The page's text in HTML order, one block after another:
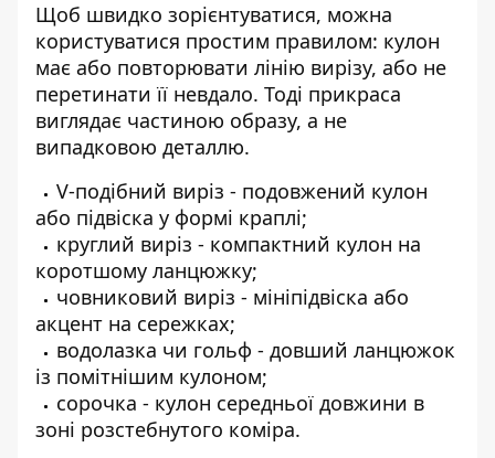
Щоб швидко зорієнтуватися, можна
користуватися простим правилом: кулон
має або повторювати лінію вирізу, або не
перетинати її невдало. Тоді прикраса
виглядає частиною образу, а не
випадковою деталлю.
V-подібний виріз - подовжений кулон
або підвіска у формі краплі;
круглий виріз - компактний кулон на
коротшому ланцюжку;
човниковий виріз - мініпідвіска або
акцент на сережках;
водолазка чи гольф - довший ланцюжок
із помітнішим кулоном;
сорочка - кулон середньої довжини в
зоні розстебнутого коміра.